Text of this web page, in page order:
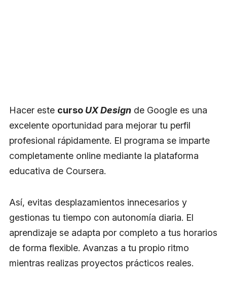
Hacer este curso UX Design de Google es una
excelente oportunidad para mejorar tu perfil
profesional rápidamente. El programa se imparte
completamente online mediante la plataforma
educativa de Coursera.
Así, evitas desplazamientos innecesarios y
gestionas tu tiempo con autonomía diaria. El
aprendizaje se adapta por completo a tus horarios
de forma flexible. Avanzas a tu propio ritmo
mientras realizas proyectos prácticos reales.